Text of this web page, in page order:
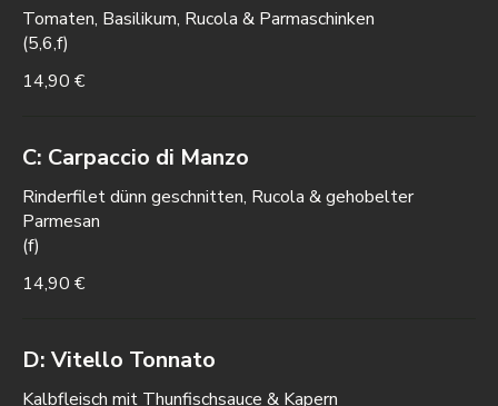
Tomaten, Basilikum, Rucola & Parmaschinken
(5,6,f)
14,90 €
C: Carpaccio di Manzo
Rinderfilet dünn geschnitten, Rucola & gehobelter
Parmesan
(f)
14,90 €
D: Vitello Tonnato
Kalbfleisch mit Thunfischsauce & Kapern